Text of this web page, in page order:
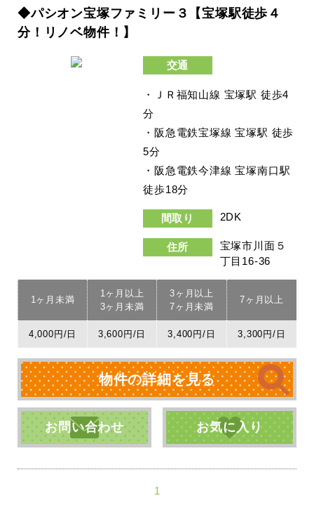
◆パシオン宝塚ファミリー３【宝塚駅徒歩４
分！リノベ物件！】
交通
・ＪＲ福知山線 宝塚駅 徒歩4
分
・阪急電鉄宝塚線 宝塚駅 徒歩
5分
・阪急電鉄今津線 宝塚南口駅
徒歩18分
間取り 2DK
住所
宝塚市川面５
丁目16-36
1ヶ月未満
1ヶ月以上
3ヶ月未満
3ヶ月以上
7ヶ月未満
7ヶ月以上
4,000円/日 3,600円/日 3,400円/日 3,300円/日
物件の詳細を見る
お問い合わせ お気に入り
1